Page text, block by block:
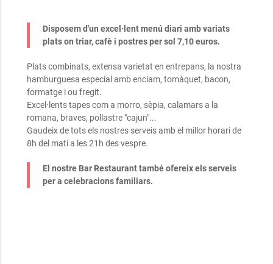
Disposem d'un excel·lent menú diari amb variats
plats on triar, cafè i postres per sol 7,10 euros.
Plats combinats, extensa varietat en entrepans, la nostra
hamburguesa especial amb enciam, tomàquet, bacon,
formatge i ou fregit.
Excel·lents tapes com a morro, sèpia, calamars a la
romana, braves, pollastre "cajun"...
Gaudeix de tots els nostres serveis amb el millor horari de
8h del matí a les 21h des vespre.
El nostre Bar Restaurant també ofereix els serveis
per a celebracions familiars.